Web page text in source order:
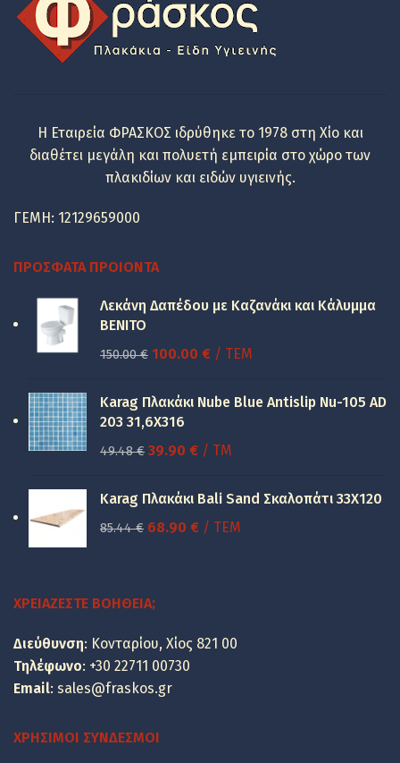
Η Εταιρεία ΦΡΑΣΚΟΣ ιδρύθηκε το 1978 στη Χίο και
διαθέτει μεγάλη και πολυετή εμπειρία στο χώρο των
πλακιδίων και ειδών υγιεινής.
ΓΕΜΗ: 12129659000
ΠΡΌΣΦΑΤΑ ΠΡΟΙΌΝΤΑ
Λεκάνη Δαπέδου με Καζανάκι και Κάλυμμα
BENITO
150.00€ Original
was:
150.00 €.
100.00 €Η
τιμή
100.00 €.
/ ΤΕΜ
Karag Πλακάκι Nube Blue Antislip Nu-105 AD
203 31,6X316
49.48€ Original
was:
39.90 €Η
τιμή
είναι:
39.90 €.
/ TM
Karag Πλακάκι Bali Sand Σκαλοπάτι 33Χ120
85.44€ Original
68.90 €Η/ ΤΕΜ
ΧΡΕΙΆΖΕΣΤΕ ΒΟΉΘΕΙΑ;
Διεύθυνση: Κονταρίου, Χίος 821 00
Τηλέφωνο: +30 22711 00730
Email: sales@fraskos.gr
ΧΡΉΣΙΜΟΙ ΣΎΝΔΕΣΜΟΙ